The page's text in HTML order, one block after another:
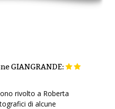
GIANGRANDE:
rivolto a Roberta
di alcune